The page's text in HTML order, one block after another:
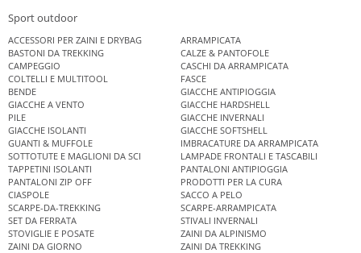
Sport outdoor
ACCESSORI PER ZAINI E DRYBAG
ARRAMPICATA
BASTONI DA TREKKING
CALZE & PANTOFOLE
CAMPEGGIO
CASCHI DA ARRAMPICATA
COLTELLI E MULTITOOL
FASCE
BENDE
GIACCHE ANTIPIOGGIA
GIACCHE A VENTO
GIACCHE HARDSHELL
PILE
GIACCHE INVERNALI
GIACCHE ISOLANTI
GIACCHE SOFTSHELL
GUANTI & MUFFOLE
IMBRACATURE DA ARRAMPICATA
SOTTOTUTE E MAGLIONI DA SCI
LAMPADE FRONTALI E TASCABILI
TAPPETINI ISOLANTI
PANTALONI ANTIPIOGGIA
PANTALONI ZIP OFF
PRODOTTI PER LA CURA
CIASPOLE
SACCO A PELO
SCARPE-DA-TREKKING
SCARPE-ARRAMPICATA
SET DA FERRATA
STIVALI INVERNALI
STOVIGLIE E POSATE
ZAINI DA ALPINISMO
ZAINI DA GIORNO
ZAINI DA TREKKING